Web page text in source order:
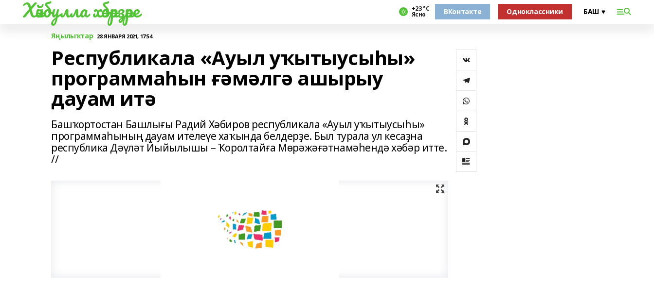
Хәйбулла хәбәрҙәре +23 °С
Ясно ВКонтакте Одноклассники
Яңылыҡтар 28 ЯНВАРЯ 2021, 17:54
Республикала «Ауыл уҡытыусыһы»
программаһын ғәмәлгә ашырыу
дауам итә
Башҡортостан Башлығы Радий Хәбиров республикала «Ауыл уҡытыусыһы»
программаһының дауам ителеүе хаҡында белдерҙе. Был турала ул кесаҙна
республика Дәүләт Йыйылышы – Ҡоролтайға Мөрәжәғәтнамәһендә хәбәр итте.
//